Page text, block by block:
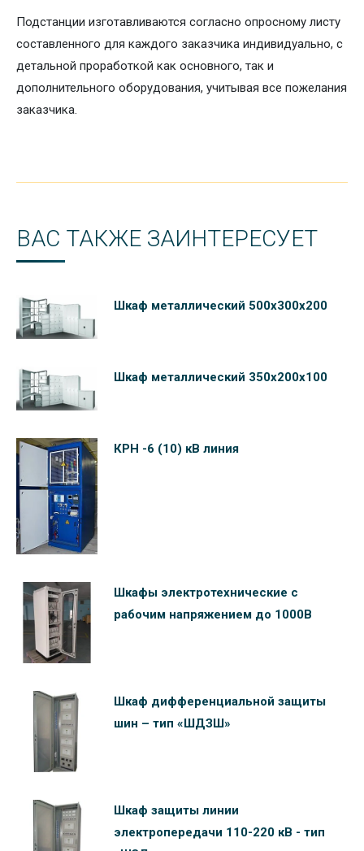
Подстанции изготавливаются согласно опросному листу
составленного для каждого заказчика индивидуально, с
детальной проработкой как основного, так и
дополнительного оборудования, учитывая все пожелания
заказчика.
ВАС ТАКЖЕ ЗАИНТЕРЕСУЕТ
Шкаф металлический 500х300х200
Шкаф металлический 350х200х100
КРН -6 (10) кВ линия
Шкафы электротехнические c
рабочим напряжением до 1000В
Шкаф дифференциальной защиты
шин – тип «ШДЗШ»
Шкаф защиты линии
электропередачи 110-220 кВ - тип